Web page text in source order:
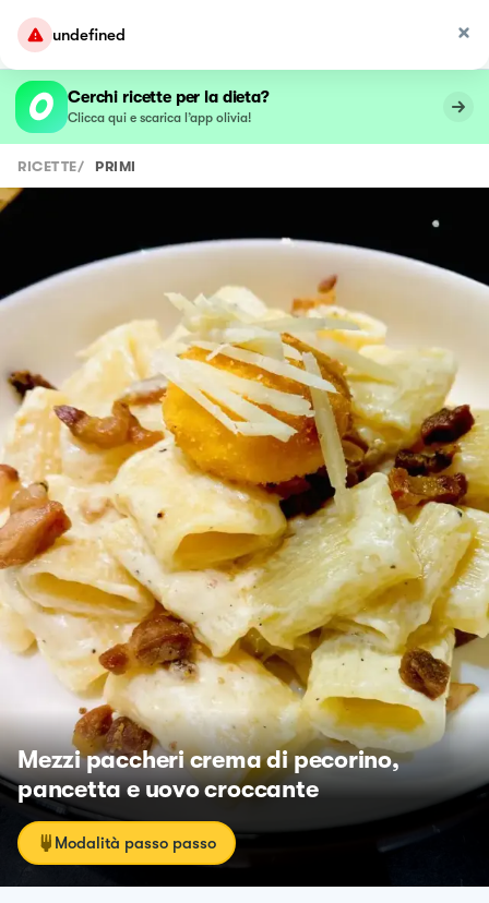
undefined
Cerchi ricette per la dieta?
Clicca qui e scarica l’app olivia!
RICETTE/ PRIMI
Mezzi paccheri crema di pecorino,
pancetta e uovo croccante
Modalità passo passo